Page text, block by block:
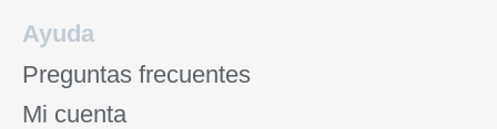
Ayuda
Preguntas frecuentes
Mi cuenta